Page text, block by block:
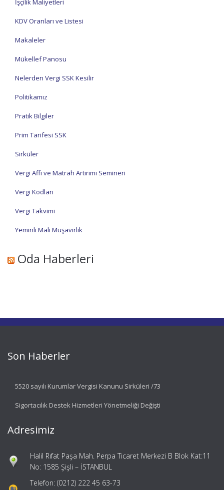
İşçilik Maliyetleri
KDV Oranları ve Listesi
Makaleler
Mükellef Panosu
Nelerden Vergi SSK Kesilir
Politikamız
Pratik Bilgiler
Prim Tarifesi SSK
Sirküler
Vergi Affı ve Matrah Artırımı Semineri
Vergi Kodları
Vergi Takvimi
Yeminli Mali Müşavirlik
Oda Haberleri
Son Haberler
5520 sayılı Kurumlar Vergisi Kanunu Sirküleri /73
Sigortacılık Destek Hizmetleri Yönetmeliği Değişti
Adresimiz
Halil Rıfat Paşa Mah. Perpa Ticaret Merkezi B Blok Kat:11
No: 1585 Şişli – İSTANBUL
Telefon: (0212) 222 45 63-73